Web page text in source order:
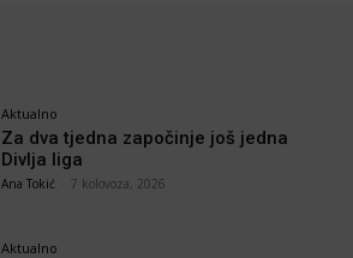
Aktualno
Za dva tjedna započinje još jedna
Divlja liga
Ana Tokić 7 kolovoza, 2026
Aktualno